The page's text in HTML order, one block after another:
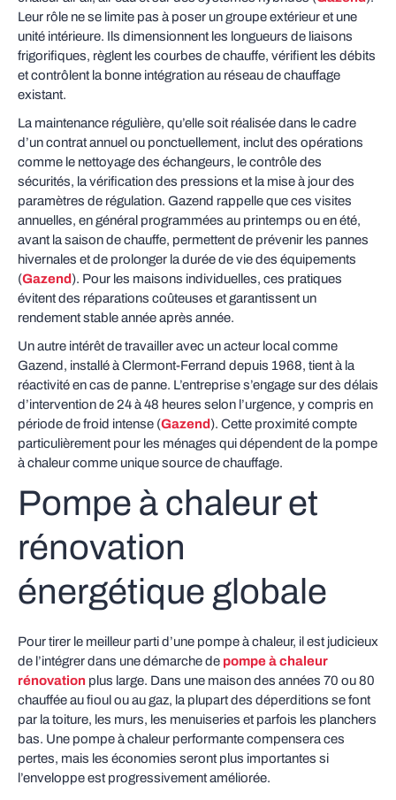
Leur rôle ne se limite pas à poser un groupe extérieur et une
unité intérieure. Ils dimensionnent les longueurs de liaisons
frigorifiques, règlent les courbes de chauffe, vérifient les débits
et contrôlent la bonne intégration au réseau de chauffage
existant.
La maintenance régulière, qu’elle soit réalisée dans le cadre
d’un contrat annuel ou ponctuellement, inclut des opérations
comme le nettoyage des échangeurs, le contrôle des
sécurités, la vérification des pressions et la mise à jour des
paramètres de régulation. Gazend rappelle que ces visites
annuelles, en général programmées au printemps ou en été,
avant la saison de chauffe, permettent de prévenir les pannes
hivernales et de prolonger la durée de vie des équipements
(Gazend). Pour les maisons individuelles, ces pratiques
évitent des réparations coûteuses et garantissent un
rendement stable année après année.
Un autre intérêt de travailler avec un acteur local comme
Gazend, installé à Clermont-Ferrand depuis 1968, tient à la
réactivité en cas de panne. L’entreprise s’engage sur des délais
d’intervention de 24 à 48 heures selon l’urgence, y compris en
période de froid intense (Gazend). Cette proximité compte
particulièrement pour les ménages qui dépendent de la pompe
à chaleur comme unique source de chauffage.
Pompe à chaleur et
rénovation
énergétique globale
Pour tirer le meilleur parti d’une pompe à chaleur, il est judicieux
de l’intégrer dans une démarche de pompe à chaleur
rénovation plus large. Dans une maison des années 70 ou 80
chauffée au fioul ou au gaz, la plupart des déperditions se font
par la toiture, les murs, les menuiseries et parfois les planchers
bas. Une pompe à chaleur performante compensera ces
pertes, mais les économies seront plus importantes si
l’enveloppe est progressivement améliorée.